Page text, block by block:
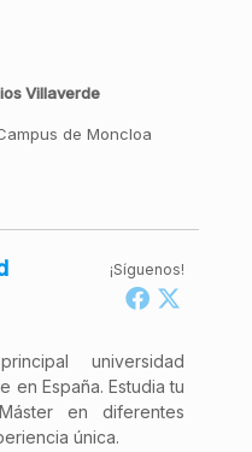
Villaverde
de Moncloa
¡Síguenos!
universidad
en España. Estudia tu
en diferentes
única.